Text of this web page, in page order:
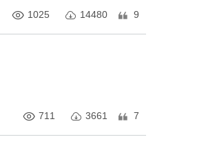
1025 14480 9
711 3661 7